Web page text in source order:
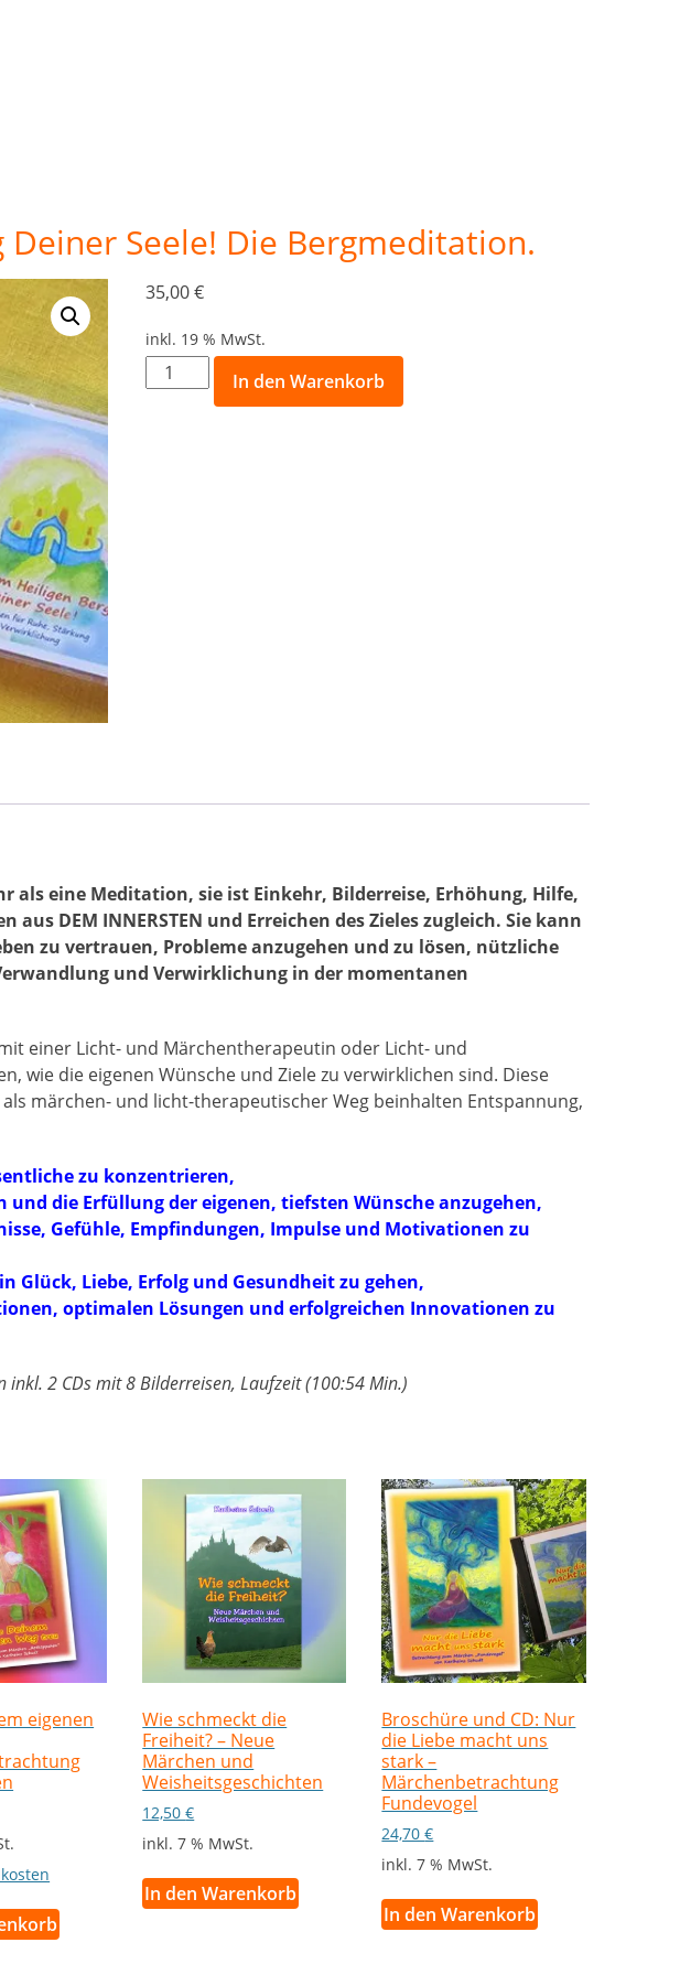
Seele! Die Bergmeditation.
35,00€
inkl. 19 % MwSt.
Auf
zum
In den Warenkorb
als eine Meditation, sie ist Einkehr, Bilderreise, Erhöhung, Hilfe,
DEM INNERSTEN und Erreichen des Zieles zugleich. Sie kann
zu vertrauen, Probleme anzugehen und zu lösen, nützliche
und Verwirklichung in der momentanen
einer Licht- und Märchentherapeutin oder Licht- und
wie die eigenen Wünsche und Ziele zu verwirklichen sind. Diese
märchen- und licht-therapeutischer Weg beinhalten Entspannung,
zu konzentrieren,
und die Erfüllung der eigenen, tiefsten Wünsche anzugehen,
Gefühle, Empfindungen, Impulse und Motivationen zu
Glück, Liebe, Erfolg und Gesundheit zu gehen,
optimalen Lösungen und erfolgreichen Innovationen zu
inkl. 2 CDs mit 8 Bilderreisen, Laufzeit (100:54 Min.)
eigenen
Wie schmeckt die
Freiheit? – Neue
Märchen und
Weisheitsgeschichten
12,50€
inkl. 7 % MwSt.
In den Warenkorb
Broschüre und CD: Nur
die Liebe macht uns
stark –
Märchenbetrachtung
Fundevogel
24,70€
inkl. 7 % MwSt.
In den Warenkorb